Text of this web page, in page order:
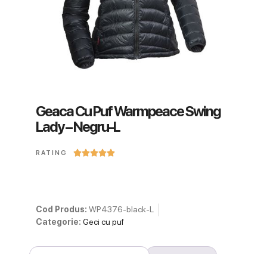
Geaca Cu Puf Warmpeace Swing
Lady – Negru-L
RATING 
Cod Produs: WP4376-black-L
Categorie: Geci cu puf